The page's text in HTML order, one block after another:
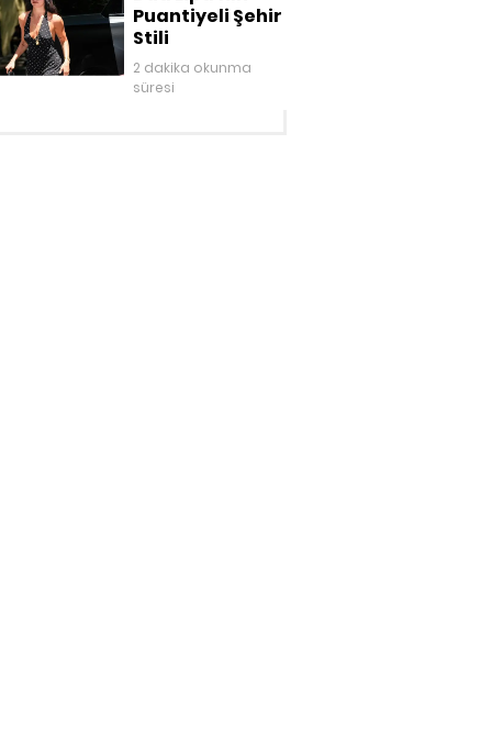
Puantiyeli Şehir
Stili
2 dakika okunma
süresi